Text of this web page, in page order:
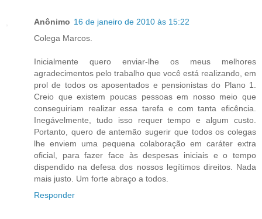
Anônimo 16 de janeiro de 2010 às 15:22
Colega Marcos.
Inicialmente quero enviar-lhe os meus melhores
agradecimentos pelo trabalho que você está realizando, em
prol de todos os aposentados e pensionistas do Plano 1.
Creio que existem poucas pessoas em nosso meio que
conseguiriam realizar essa tarefa e com tanta eficência.
Inegávelmente, tudo isso requer tempo e algum custo.
Portanto, quero de antemão sugerir que todos os colegas
lhe enviem uma pequena colaboração em caráter extra
oficial, para fazer face às despesas iniciais e o tempo
dispendido na defesa dos nossos legítimos direitos. Nada
mais justo. Um forte abraço a todos.
Responder